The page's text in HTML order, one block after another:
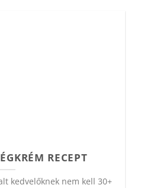
RECEPT
kedvelőknek nem kell 30+